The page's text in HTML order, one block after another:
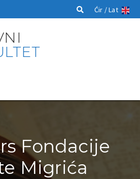
Ćir /Lat
Fondacije
Migrića